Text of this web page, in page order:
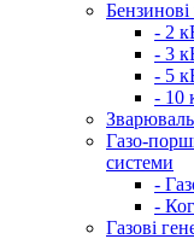
Бензинові
- 2
- 3
- 5
- 10
Газо-
системи
-
-
Газові